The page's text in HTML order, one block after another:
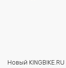
Новый KINGBIKE.RU